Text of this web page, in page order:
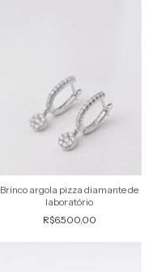
Brinco argola pizza diamante de
laboratório
R$6.500,00